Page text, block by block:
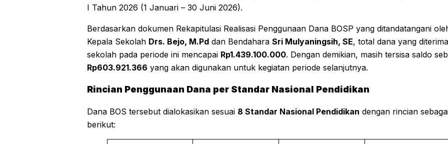
I Tahun 2026 (1 Januari – 30 Juni 2026).
Berdasarkan dokumen Rekapitulasi Realisasi Penggunaan Dana BOSP yang ditandatangani
Kepala Sekolah Drs. Bejo, M.Pd dan Bendahara Sri Mulyaningsih, SE, total dana yang diterima
sekolah pada periode ini mencapai Rp1.439.100.000. Dengan demikian, masih tersisa saldo
Rp603.921.366 yang akan digunakan untuk kegiatan periode selanjutnya.
Rincian Penggunaan Dana per Standar Nasional Pendidikan
Dana BOS tersebut dialokasikan sesuai 8 Standar Nasional Pendidikan dengan rincian
berikut: